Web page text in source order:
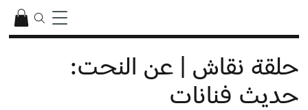
حلقة نقاش | عن النحت:
حديث فنانات